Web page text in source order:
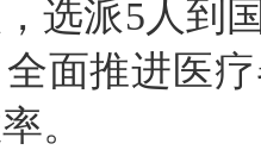
选派5人到
面推进医
。